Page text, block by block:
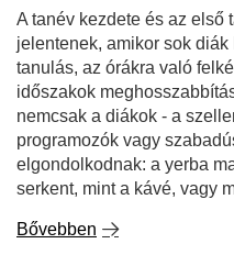
A tanév kezdete és az első
jelentenek, amikor sok
tanulás, az órákra való
időszakok
nemcsak a diákok - a
programozók vagy
elgondolkodnak: a yerba
serkent, mint a kávé, vagy
Bővebben